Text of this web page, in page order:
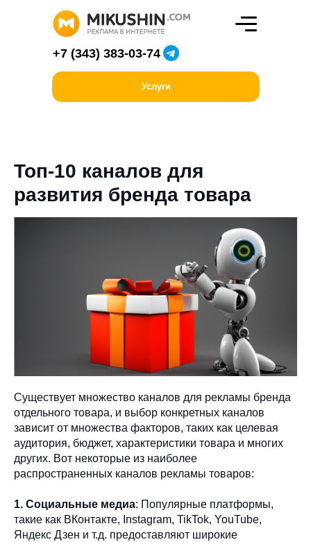
Услуги
+7 (343) 383-03-74
Топ-10 каналов для
развития бренда товара
Существует множество каналов для рекламы бренда
отдельного товара, и выбор конкретных каналов
зависит от множества факторов, таких как целевая
аудитория, бюджет, характеристики товара и многих
других. Вот некоторые из наиболее
распространенных каналов рекламы товаров:
1. Социальные медиа: Популярные платформы,
такие как ВКонтакте, Instagram, TikTok, YouTube,
Яндекс Дзен и т.д. предоставляют широкие